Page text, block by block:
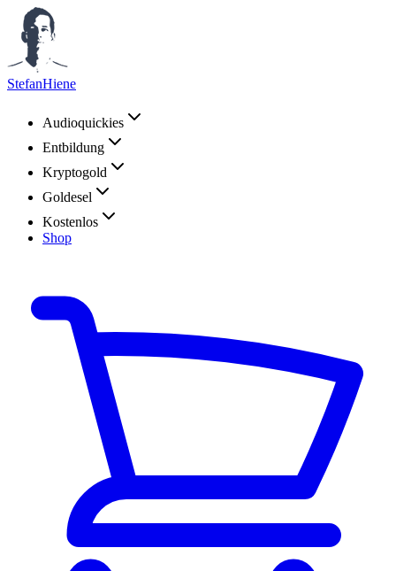
StefanHiene
Audioquickies
Entbildung
Kryptogold
Goldesel
Kostenlos
Shop